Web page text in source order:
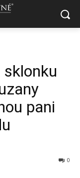
sklonku
pani
0